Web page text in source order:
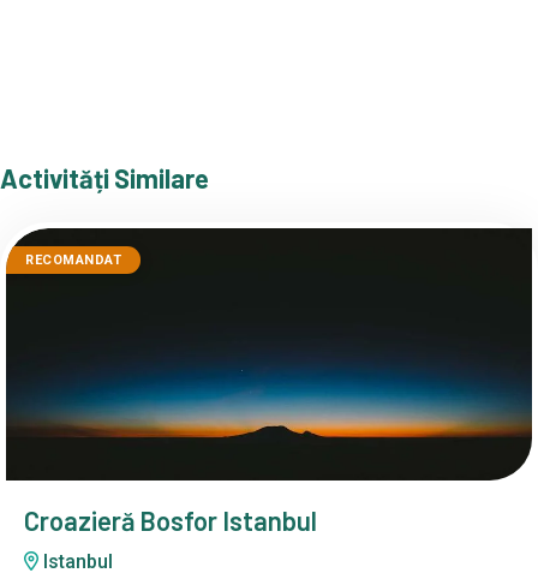
Activități Similare
RECOMANDAT
Croazieră Bosfor Istanbul
Istanbul